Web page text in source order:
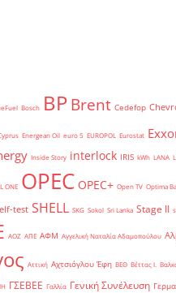
Bosch BPBrent Cedefop
Energean Oil euro 5 EUROPOL Eurostat
Inside Story interlock IRIS kWh LANA
ONE OPEC OPEC+ Open TV Optima
test SHELL SKG Sokol Sri Lanka Stage II
ΑΟΖ ΑΠΕ ΑΦΜ Αγγελική Ναταλία Αδαμοπούλου
Αττική Αχτσιόγλου Έφη ΒΕΘ Βέττας Ι.
ΓΣΕΒΕΕ Γαλλία Γενική Συνέλευση